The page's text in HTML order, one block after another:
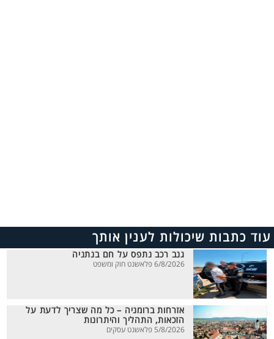
עוד כתבות שיכולות לענין אותך
גנב רכב נתפס על חם בנתניה
6/8/2026 פלאשנט חוק ומשפט
אזרחות ברומניה – כל מה שצריך לדעת על
הזכאות, התהליך והיתרונות
5/8/2026 פלאשנט עסקים